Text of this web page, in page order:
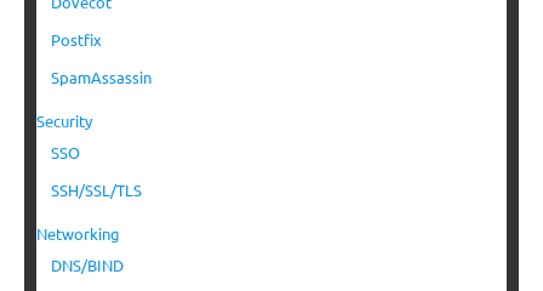
Postfix
SpamAssassin
Security
SSO
SSH/SSL/TLS
Networking
DNS/BIND